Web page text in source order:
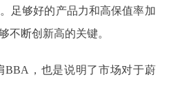
足够好的产品力和高保值率加
不断创新高的关键。
BBA，也是说明了市场对于蔚